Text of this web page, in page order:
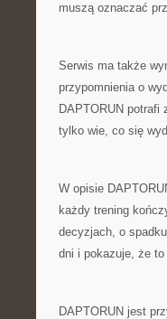
muszą oznaczać
Serwis ma także
przypomnienia o
DAPTORUN
tylko wie, co się
W opisie
każdy trening
decyzjach, o
dni i pokazuje, że
DAPTORUN jest